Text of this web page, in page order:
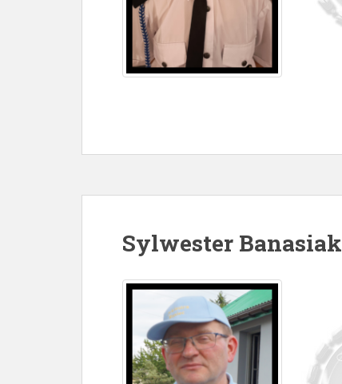
Sylwester Banasiak